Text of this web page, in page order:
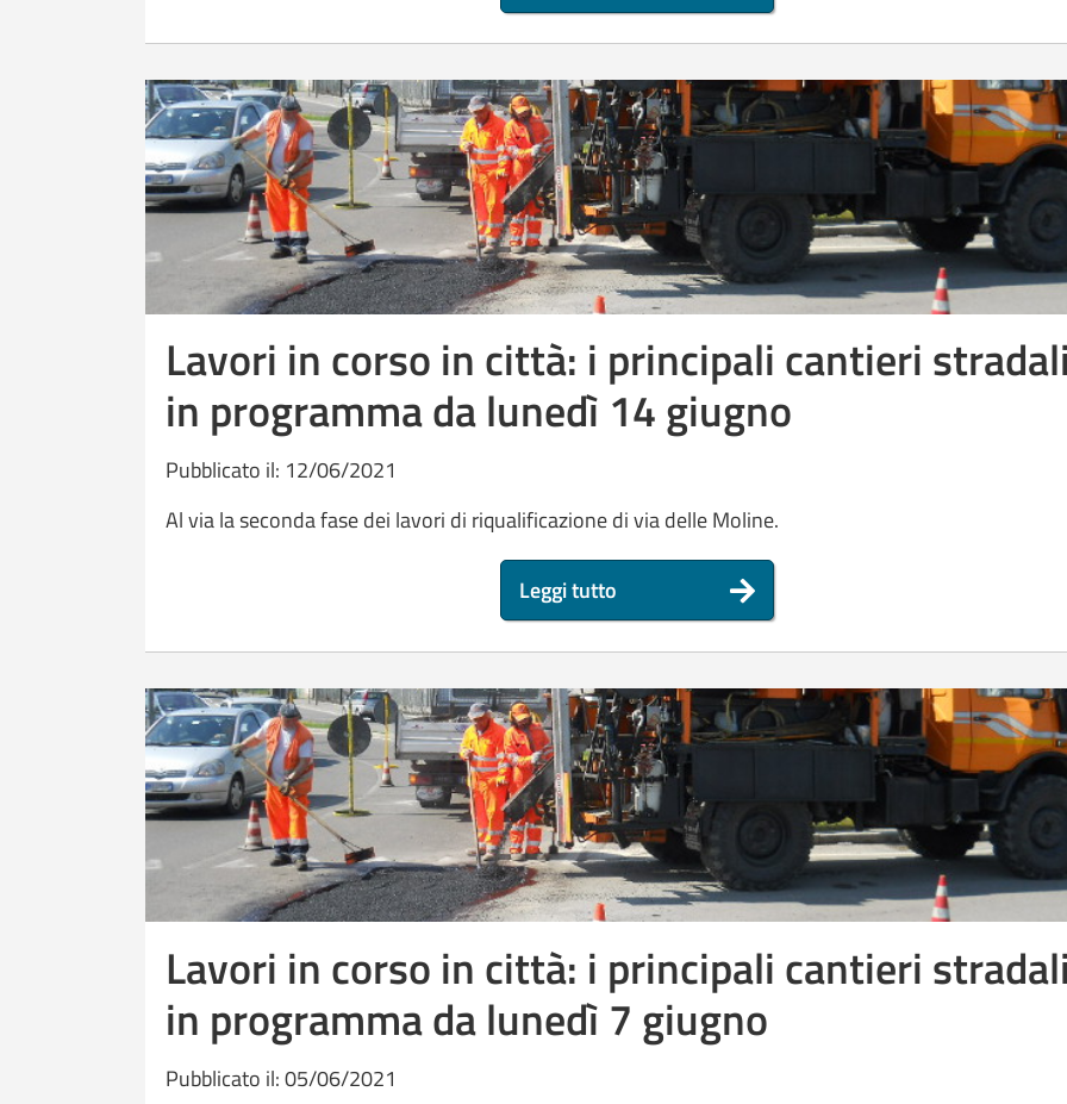
Lavori in corso in città: i principali cantieri
in programma da lunedì 14 giugno
Pubblicato il: 12/06/2021
Al via la seconda fase dei lavori di riqualificazione di via delle Moline.
Leggi tutto
Lavori in corso in città: i principali cantieri
in programma da lunedì 7 giugno
Pubblicato il: 05/06/2021